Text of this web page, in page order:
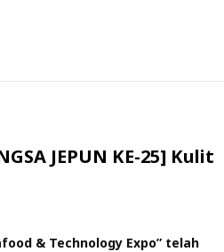
JEPUN KE-25] Kulit
& Technology Expo” telah